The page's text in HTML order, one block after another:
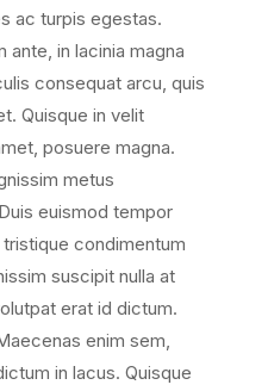
ac turpis egestas.
ante, in lacinia magna
consequat arcu, quis
Quisque in velit
posuere magna.
metus
euismod tempor
condimentum
suscipit nulla at
erat id dictum.
enim sem,
in lacus. Quisque